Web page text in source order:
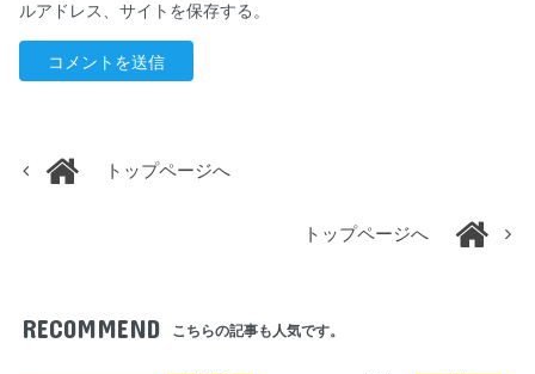
ルアドレス、サイトを保存する。
トップページへ
トップページへ
RECOMMEND こちらの記事も人気です。